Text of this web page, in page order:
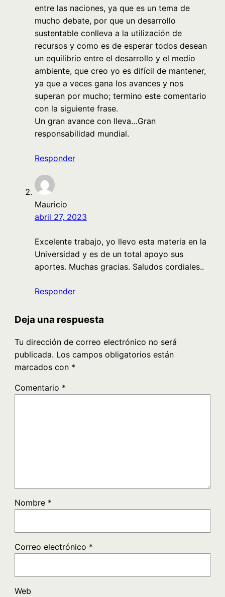
entre las naciones, ya que es un tema de
mucho debate, por que un desarrollo
sustentable conlleva a la utilización de
recursos y como es de esperar todos desean
un equilibrio entre el desarrollo y el medio
ambiente, que creo yo es difícil de mantener,
ya que a veces gana los avances y nos
superan por mucho; termino este comentario
con la siguiente frase.
Un gran avance con lleva…Gran
responsabilidad mundial.
Responder
Mauricio
abril 27, 2023
Excelente trabajo, yo llevo esta materia en la
Universidad y es de un total apoyo sus
aportes. Muchas gracias. Saludos cordiales..
Responder
Deja una respuesta
Tu dirección de correo electrónico no será
publicada. Los campos obligatorios están
marcados con *
Comentario *
Nombre *
Correo electrónico *
Web